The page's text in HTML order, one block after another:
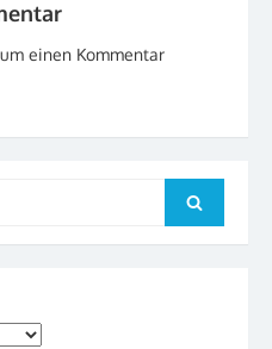
einen Kommentar
Search